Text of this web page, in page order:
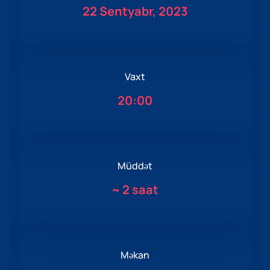
22 Sentyabr, 2023
Vaxt
20:00
Müddət
~ 2 saat
Məkan